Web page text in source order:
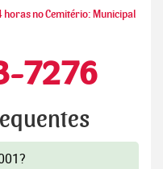
horas no Cemitério: Municipal
7276